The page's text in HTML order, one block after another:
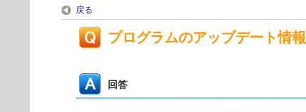
戻る
プログラムのアップデート情報
回答